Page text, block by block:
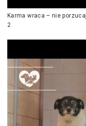
Karma wraca – nie
2